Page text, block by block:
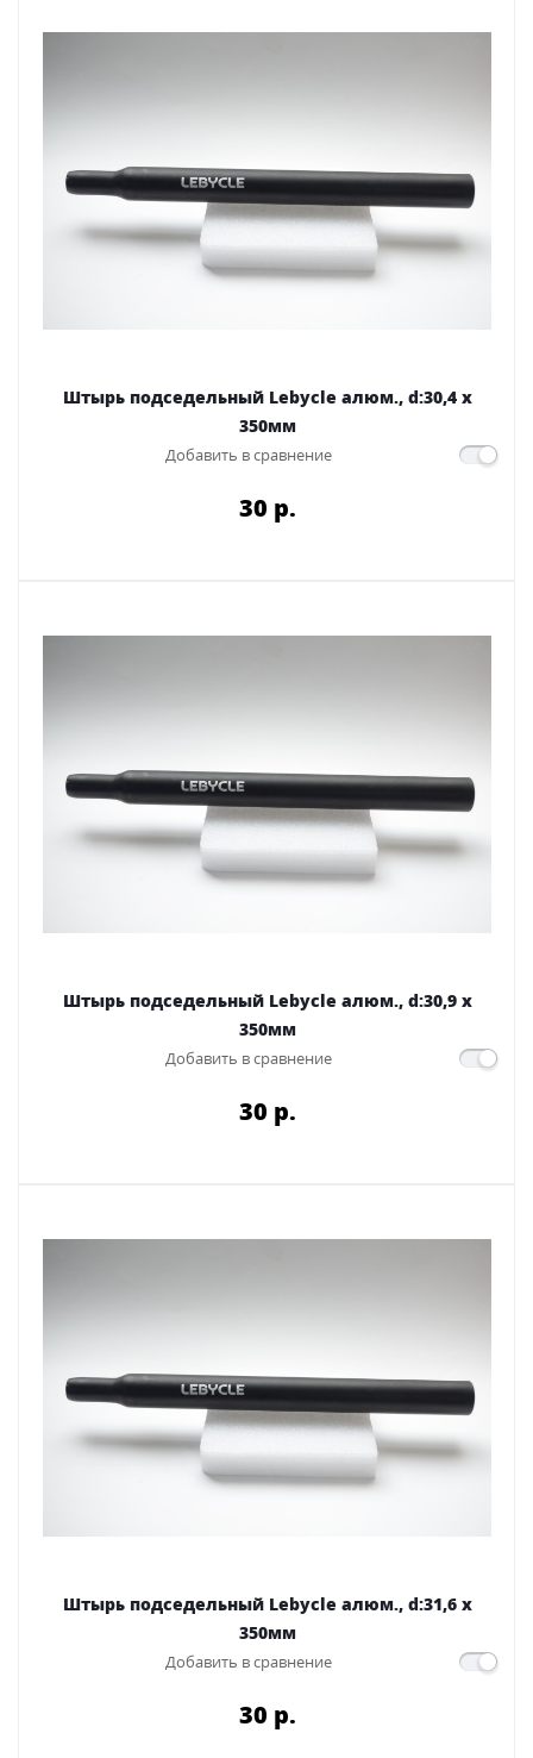
Штырь подседельный Lebycle алюм., d:30,4 x
350мм
Добавить в сравнение
30 p.
Штырь подседельный Lebycle алюм., d:30,9 x
350мм
Добавить в сравнение
30 p.
Штырь подседельный Lebycle алюм., d:31,6 x
350мм
Добавить в сравнение
30 p.